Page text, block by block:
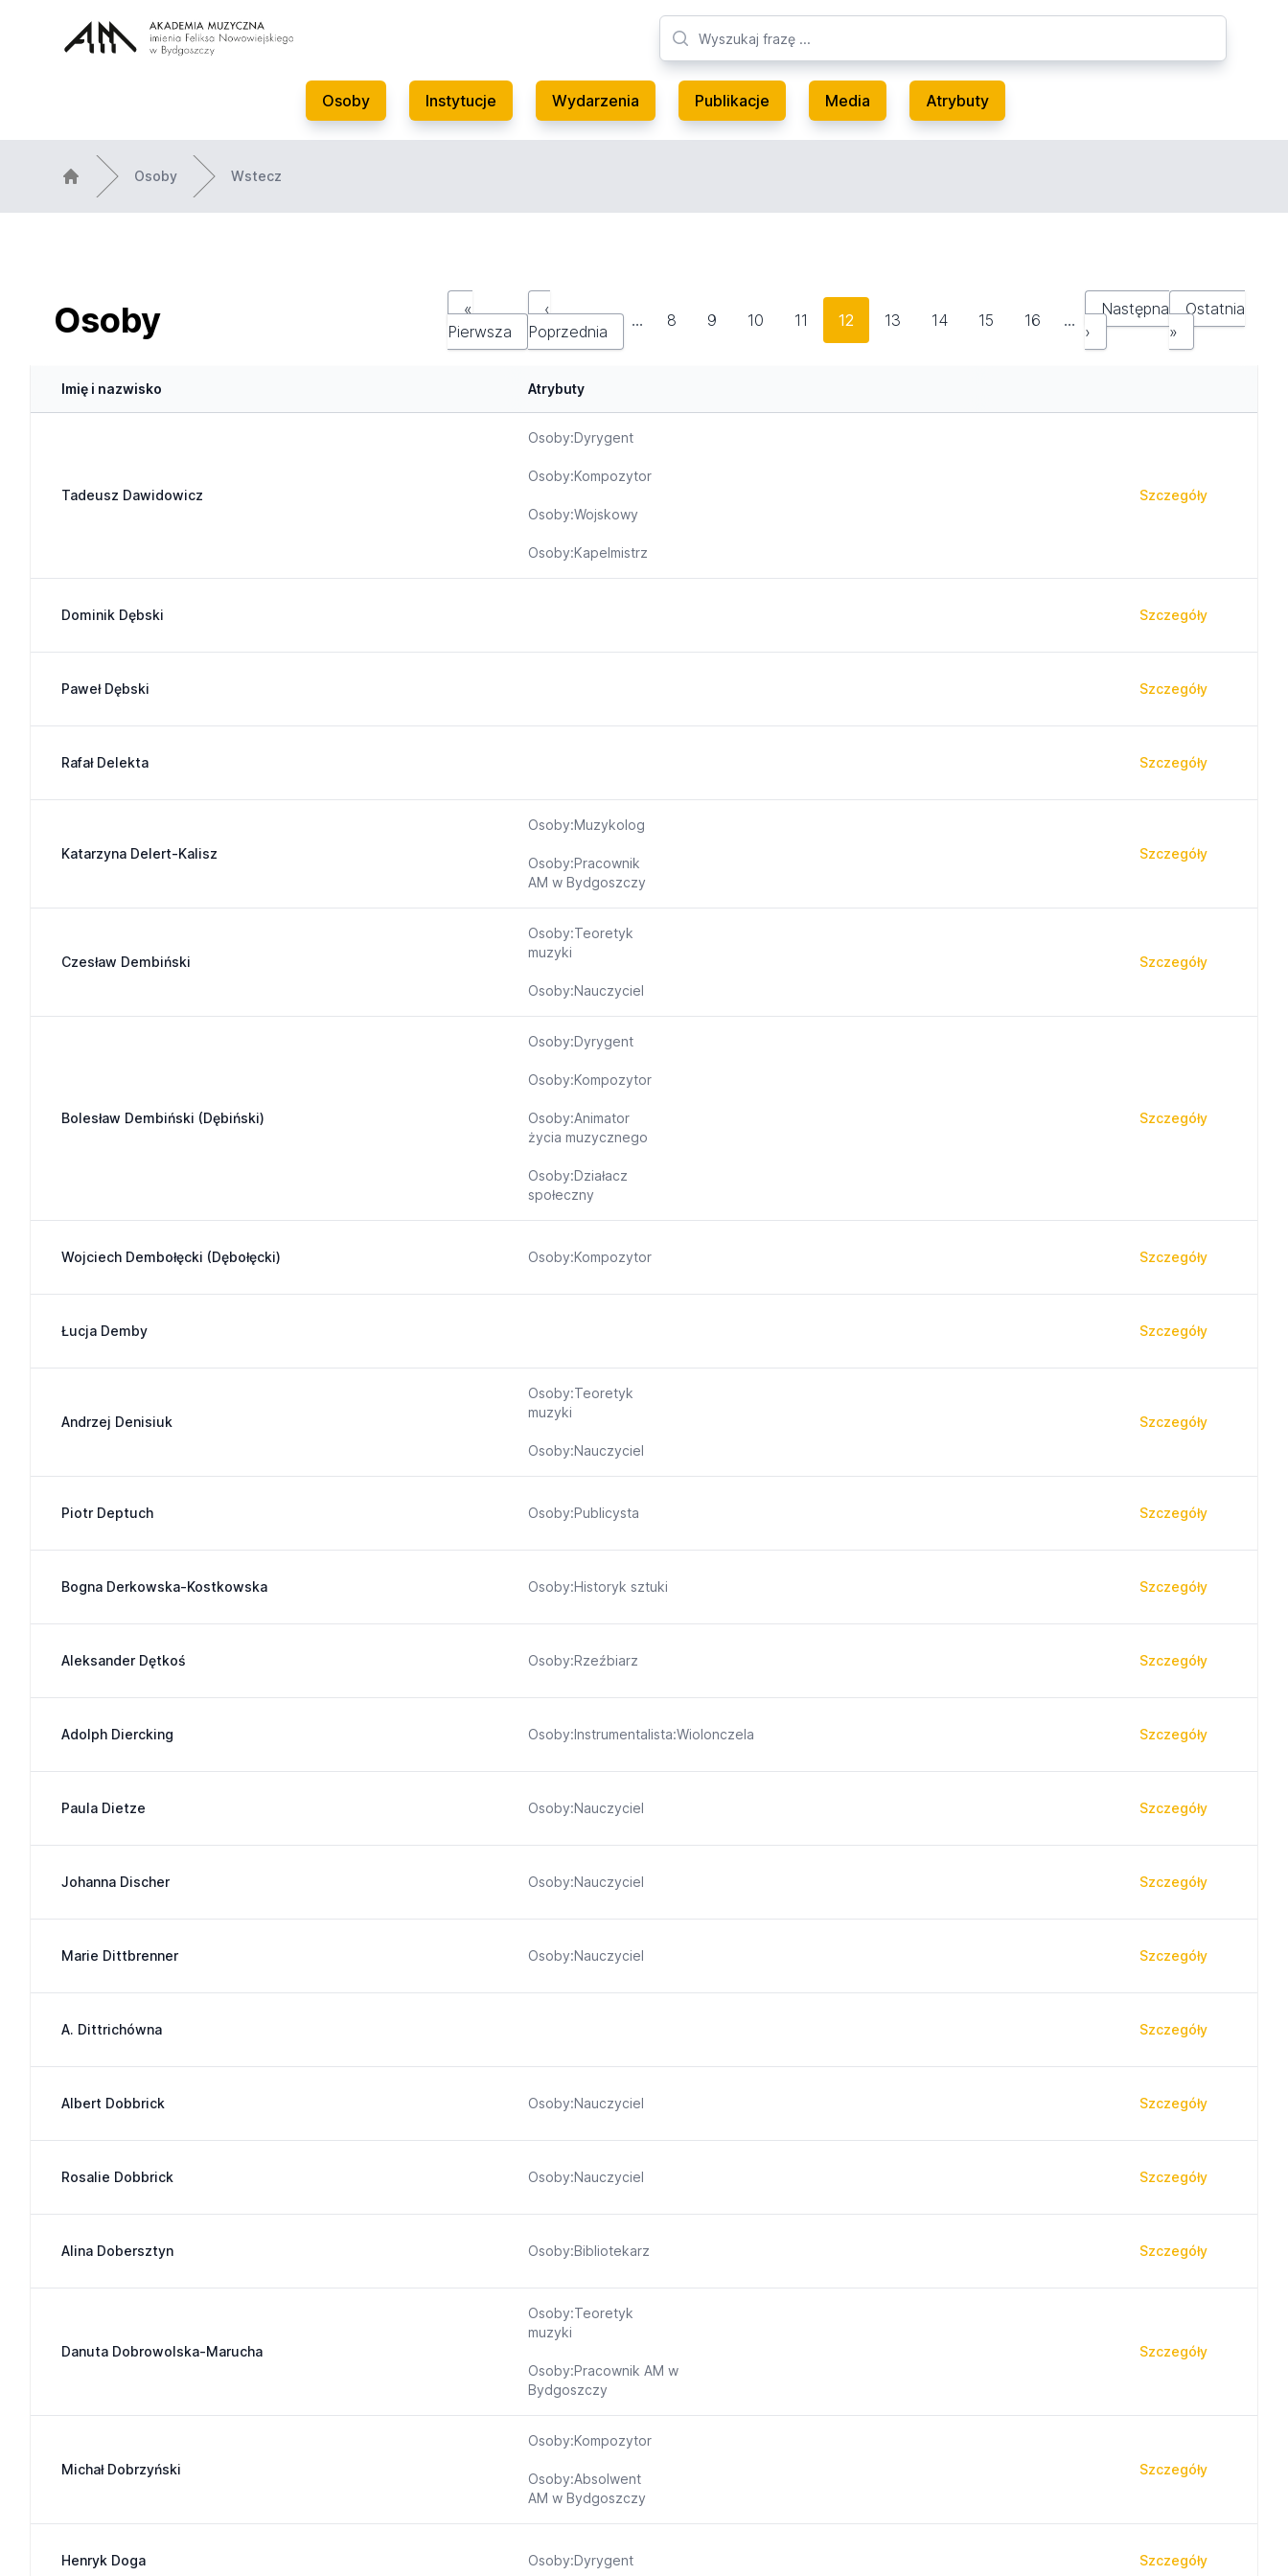
Osoby Instytucje Wydarzenia Publikacje Media Atrybuty
Osoby Wstecz
Osoby
«
Pierwsza
‹
Poprzednia
… 8 9 10 11 12 13 14 15 16 …
Następna
›
Ostatnia
»
Imię i nazwisko Atrybuty
Tadeusz Dawidowicz
Osoby:Dyrygent
Osoby:Kompozytor
Osoby:Wojskowy
Osoby:Kapelmistrz
Szczegóły
Dominik Dębski Szczegóły
Paweł Dębski Szczegóły
Rafał Delekta Szczegóły
Katarzyna Delert-Kalisz
Osoby:Muzykolog
Osoby:Pracownik
AM w Bydgoszczy
Szczegóły
Czesław Dembiński
Osoby:Teoretyk
muzyki
Osoby:Nauczyciel
Szczegóły
Bolesław Dembiński (Dębiński)
Osoby:Dyrygent
Osoby:Kompozytor
Osoby:Animator
życia muzycznego
Osoby:Działacz
społeczny
Szczegóły
Wojciech Dembołęcki (Dębołęcki) Osoby:Kompozytor Szczegóły
Łucja Demby Szczegóły
Andrzej Denisiuk
Osoby:Teoretyk
muzyki
Osoby:Nauczyciel
Szczegóły
Piotr Deptuch Osoby:Publicysta Szczegóły
Bogna Derkowska-Kostkowska Osoby:Historyk sztuki Szczegóły
Aleksander Dętkoś Osoby:Rzeźbiarz Szczegóły
Adolph Diercking Osoby:Instrumentalista:Wiolonczela Szczegóły
Paula Dietze Osoby:Nauczyciel Szczegóły
Johanna Discher Osoby:Nauczyciel Szczegóły
Marie Dittbrenner Osoby:Nauczyciel Szczegóły
A. Dittrichówna Szczegóły
Albert Dobbrick Osoby:Nauczyciel Szczegóły
Rosalie Dobbrick Osoby:Nauczyciel Szczegóły
Alina Dobersztyn Osoby:Bibliotekarz Szczegóły
Danuta Dobrowolska-Marucha
Osoby:Teoretyk
muzyki
Osoby:Pracownik AM w
Bydgoszczy
Szczegóły
Michał Dobrzyński
Osoby:Kompozytor
Osoby:Absolwent
AM w Bydgoszczy
Szczegóły
Henryk Doga Osoby:Dyrygent Szczegóły